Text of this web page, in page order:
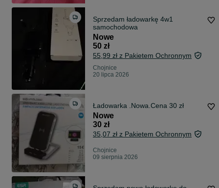
Sprzedam ładowarkę 4w1
samochodowa
Nowe
50 zł
55,99 zł z Pakietem Ochronnym
Chojnice
20 lipca 2026
Ładowarka .Nowa.Cena 30 zł
Nowe
30 zł
35,07 zł z Pakietem Ochronnym
Chojnice
09 sierpnia 2026